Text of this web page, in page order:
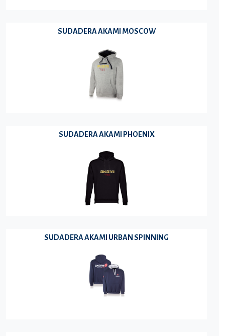
SUDADERA AKAMI MOSCOW
SUDADERA AKAMI PHOENIX
SUDADERA AKAMI URBAN SPINNING